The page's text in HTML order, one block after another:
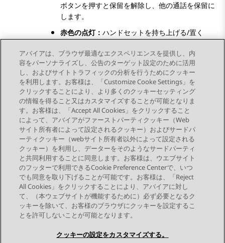
ボタンを押すと保留を解除し、他の通話を保留に
します。
赤色の点灯： ハンドセットを持ち上げる/置く
か、 スピーカーまたは ヘッドセットを押す
とこのボタンが変わります。
Send Feedback
トピックナビゲーション 次のトピック
つながりを保つ
アバイアは、ブラウザ最適なエクスペリエンスを提供し、内
容をパーソナライズし、公告のターゲット設定のために活用
し、およびサイトトラフィックの分析を行うためにクッキー
を利用します。お客様は、「Customize Cooke Settings」を
クリックすることにより、より多くのクッキーセッティング
の情報を得ること又はカスタマイズすることが可能となりま
す。お客様は、「Accept All Cookies」をクリックすること
によって、アバイアがファーストパーティクッキー（Web
サイト所有者によって設定されるクッキー）およびサードパ
ーティクッキー（webサイト所有者以外によって設定される
クッキー）を利用し、データーをそのようなサードパーティ
と共同利用することに同意します。お客様は、ウエブサイト
のフッターで利用できるCookie Preference Centerで、いつ
でも同意を取り下げることが可能です。お客様は、「Reject
All Cookies」をクリックすることにより、アバイアに対し
て、（本ウェブサイトが機能するために）必ず必要となるク
ッキーを除いて、お客様のブラウザにクッキーを設定するこ
とを許可しないことが可能となります。
クッキーの設定をカスタマイズする。